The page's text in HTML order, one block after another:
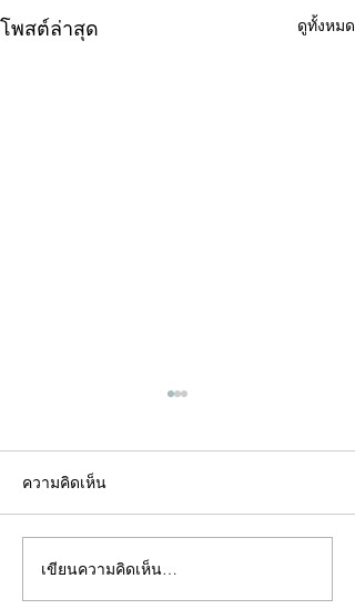
โพสต์ล่าสุด ดูทั้งหมด
คอลัมน์"จับชีพจรวงการ
ความคิดเห็น
เขียนความคิดเห็น…